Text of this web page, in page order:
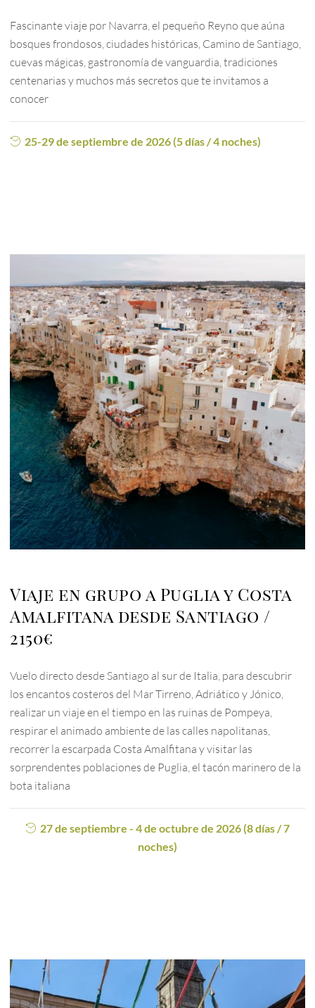
Fascinante viaje por Navarra, el pequeño Reyno que aúna
bosques frondosos, ciudades históricas, Camino de Santiago,
cuevas mágicas, gastronomía de vanguardia, tradiciones
centenarias y muchos más secretos que te invitamos a
conocer
25-29 de septiembre de 2026 (5 días / 4 noches)
Viaje en grupo a Puglia y Costa
Amalfitana desde Santiago
2150€
Vuelo directo desde Santiago al sur de Italia, para descubrir
los encantos costeros del Mar Tirreno, Adriático y Jónico,
realizar un viaje en el tiempo en las ruinas de Pompeya,
respirar el animado ambiente de las calles napolitanas,
recorrer la escarpada Costa Amalfitana y visitar las
sorprendentes poblaciones de Puglia, el tacón marinero de la
bota italiana
27 de septiembre - 4 de octubre de 2026 (8 días / 7
noches)